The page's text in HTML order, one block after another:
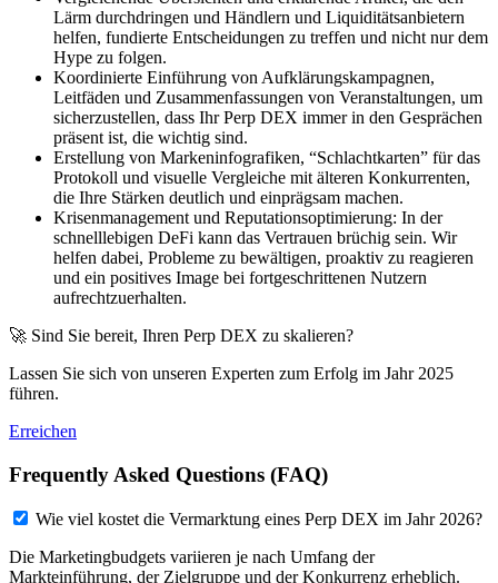
Lärm durchdringen und Händlern und Liquiditätsanbietern
helfen, fundierte Entscheidungen zu treffen und nicht nur dem
Hype zu folgen.
Koordinierte Einführung von Aufklärungskampagnen,
Leitfäden und Zusammenfassungen von Veranstaltungen, um
sicherzustellen, dass Ihr Perp DEX immer in den Gesprächen
präsent ist, die wichtig sind.
Erstellung von Markeninfografiken, “Schlachtkarten” für das
Protokoll und visuelle Vergleiche mit älteren Konkurrenten,
die Ihre Stärken deutlich und einprägsam machen.
Krisenmanagement und Reputationsoptimierung: In der
schnelllebigen DeFi kann das Vertrauen brüchig sein. Wir
helfen dabei, Probleme zu bewältigen, proaktiv zu reagieren
und ein positives Image bei fortgeschrittenen Nutzern
aufrechtzuerhalten.
🚀 Sind Sie bereit, Ihren Perp DEX zu skalieren?
Lassen Sie sich von unseren Experten zum Erfolg im Jahr 2025
führen.
Erreichen
Frequently Asked Questions (FAQ)
Wie viel kostet die Vermarktung eines Perp DEX im Jahr 2026?
Die Marketingbudgets variieren je nach Umfang der
Markteinführung, der Zielgruppe und der Konkurrenz erheblich.